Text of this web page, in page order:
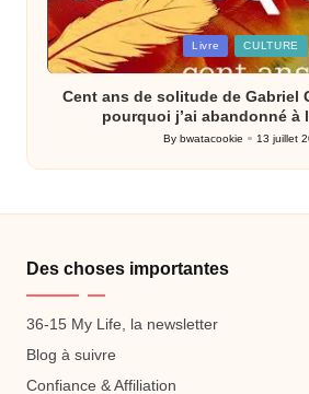
Posted
in
Livre CULTURE
Cent ans de solitude de Gabriel
pourquoi j’ai abandonné à
Posted
by
By bwatacookie 13 juillet
Des choses importantes
36-15 My Life, la newsletter
Blog à suivre
Confiance & Affiliation